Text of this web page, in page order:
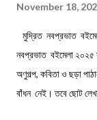
November 18,
মুদ্রিত নবপ্রভাত
নবপ্রভাত বইমেলা ২০২৫
অণুগল্প, কবিতা ও ছড়া
বাঁধন নেই। তবে ছোট